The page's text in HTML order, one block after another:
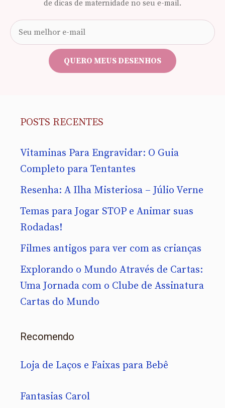
de dicas de maternidade no seu e-mail.
e-
mail
QUERO MEUS DESENHOS
POSTS RECENTES
Vitaminas Para Engravidar: O Guia
Completo para Tentantes
Resenha: A Ilha Misteriosa – Júlio Verne
Temas para Jogar STOP e Animar suas
Rodadas!
Filmes antigos para ver com as crianças
Explorando o Mundo Através de Cartas:
Uma Jornada com o Clube de Assinatura
Cartas do Mundo
Recomendo
Loja de Laços e Faixas para Bebê
Fantasias Carol